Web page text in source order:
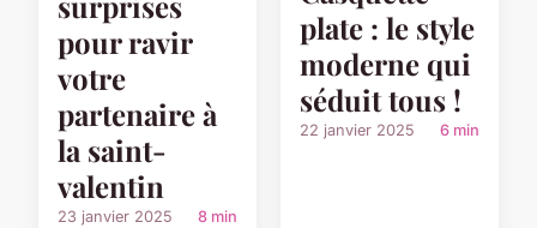
pour ravir
votre
partenaire à
la saint-
valentin
23 janvier 2025 8 min
plate : le style
moderne qui
séduit tous !
22 janvier 2025 6 min